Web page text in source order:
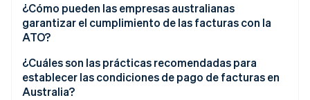
Mirar ahora
normativa fiscal
Ofrecen protección legal y contractual
Proporcionan información importante sobre la
empresa
Factura de impuestos frente a factura regular
Siete elementos obligatorios de una factura de
¿Cómo pueden las empresas australianas
garantizar el cumplimiento de las facturas con la
ATO?
Aplica el GST correctamente
Conserva los registros de facturas durante al
¿Cuáles son las prácticas recomendadas para
establecer las condiciones de pago de facturas en
Australia?